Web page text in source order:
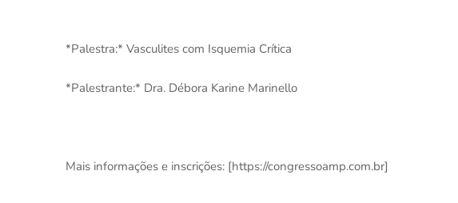
*Palestra:* Vasculites com Isquemia Crítica
*Palestrante:* Dra. Débora Karine Marinello
Mais informações e inscrições: [https://congressoamp.com.br]